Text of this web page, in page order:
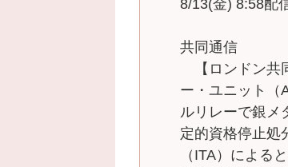
8/13(金) 8:58配
共同通信
【ロンドン共
ー・ユニット（
ルリレーで銀メ
定的資格停止処
（ITA）による